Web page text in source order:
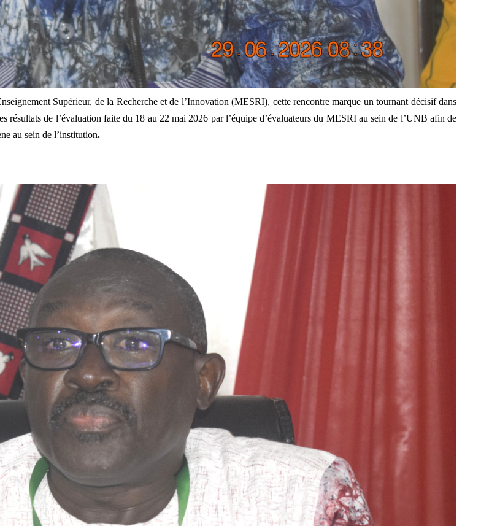
Supérieur, de la Recherche et de l’Innovation (MESRI), cette rencontre marque un tournant décisif dans
résultats de l’évaluation faite du 18 au 22 mai 2026 par l’équipe d’évaluateurs du MESRI au sein de l’UNB afin de
au sein de l’institution.